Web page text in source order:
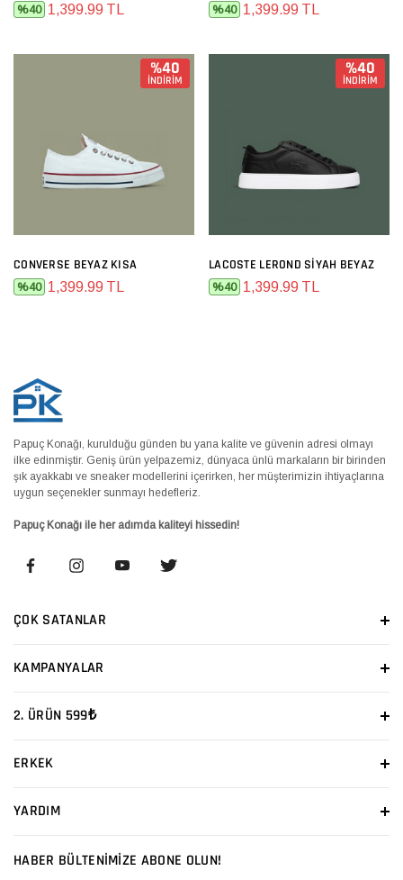
%40 1,399.99 TL %40 1,399.99 TL
%40
İNDİRİM
CONVERSE BEYAZ KISA
%40 1,399.99 TL
%40
İNDİRİM
LACOSTE LEROND SIYAH BEYAZ
%40 1,399.99 TL
Papuç Konağı, kurulduğu günden bu yana kalite ve güvenin adresi olmayı
ilke edinmiştir. Geniş ürün yelpazemiz, dünyaca ünlü markaların bir birinden
şık ayakkabı ve sneaker modellerini içerirken, her müşterimizin ihtiyaçlarına
uygun seçenekler sunmayı hedefleriz.
Papuç Konağı ile her adımda kaliteyi hissedin!
ÇOK SATANLAR
KAMPANYALAR
2. ÜRÜN 599₺
ERKEK
YARDIM
HABER BÜLTENİMİZE ABONE OLUN!